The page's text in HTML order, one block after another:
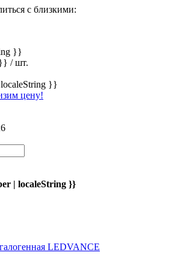
с близкими:
}}
/ шт.
}}
цену!
| localeString }}
LEDVANCE